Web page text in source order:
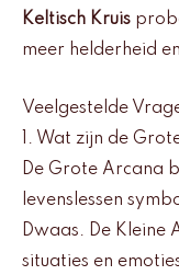
Keltisch Kruis
meer helderheid
Veelgestelde
1. Wat zijn de
De Grote Arcana
levenslessen
Dwaas. De Kleine
situaties en